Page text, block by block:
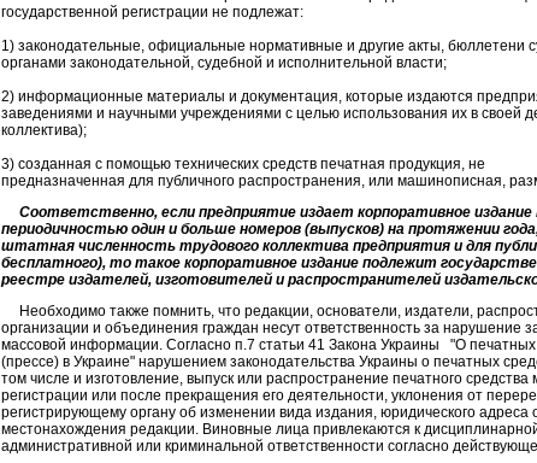
государственной регистрации не подлежат:
1) законодательные, официальные нормативные и другие акты, бюллетени
органами законодательной, судебной и исполнительной власти;
2) информационные материалы и документация, которые издаются
заведениями и научными учреждениями с целью использования их в своей
коллектива);
3) созданная с помощью технических средств печатная продукция, не
предназначенная для публичного распространения, или машинописная,
Соответственно, если предприятие издает корпоративное издание
периодичностью один и больше номеров (выпусков) на протяжении
штатная численность трудового коллектива предприятия и для
бесплатного), то такое корпоративное издание подлежит
реестре издателей, изготовителей и распространителей
Необходимо также помнить, что редакции, основатели, издатели,
организации и объединения граждан несут ответственность за нарушение
массовой информации. Согласно п.7 статьи 41 Закона Украины "О
(прессе) в Украине" нарушением законодательства Украины о печатных
том числе и изготовление, выпуск или распространение печатного
регистрации или после прекращения его деятельности, уклонения от
регистрирующему органу об изменении вида издания, юридического адреса
местонахождения редакции. Виновные лица привлекаются к
административной или криминальной ответственности согласно